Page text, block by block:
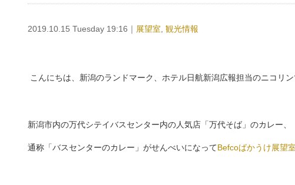
2019.10.15 Tuesday 19:16｜ 展望室 観光情報
こんにちは、新潟のランドマーク、ホテル日航新潟広報担
新潟市内の万代シテイバスセンター内の人気店「万代そば」のカレー、
通称「バスセンターのカレー」がせんべいになってBefcoばかうけ展望室